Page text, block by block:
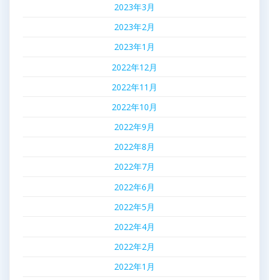
2023年3月
2023年2月
2023年1月
2022年12月
2022年11月
2022年10月
2022年9月
2022年8月
2022年7月
2022年6月
2022年5月
2022年4月
2022年2月
2022年1月